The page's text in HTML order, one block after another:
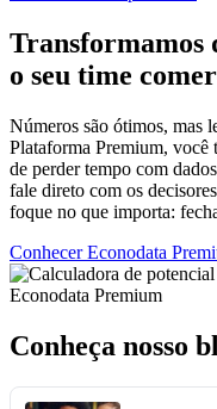
Transformamos
o seu time
Números são ótimos, mas
Plataforma Premium, você
de perder tempo com
fale direto com os
foque no que importa:
Conhecer Econodata
Conheça nosso